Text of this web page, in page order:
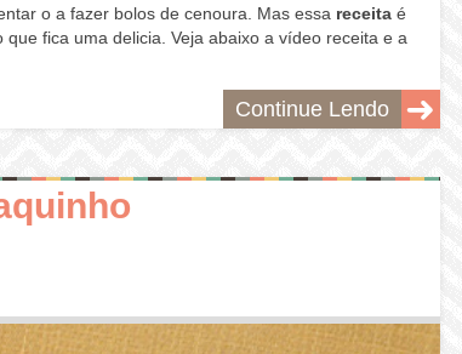
o a fazer bolos de cenoura. Mas essa receitaé
fica uma delicia. Veja abaixo a vídeo receita e a
Continue Lendo